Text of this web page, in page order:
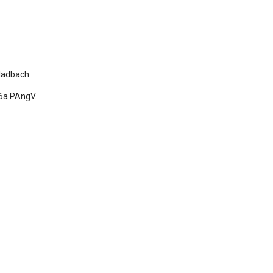
Standheizung
Verglasung hinten abgedunkelt
PAngV.